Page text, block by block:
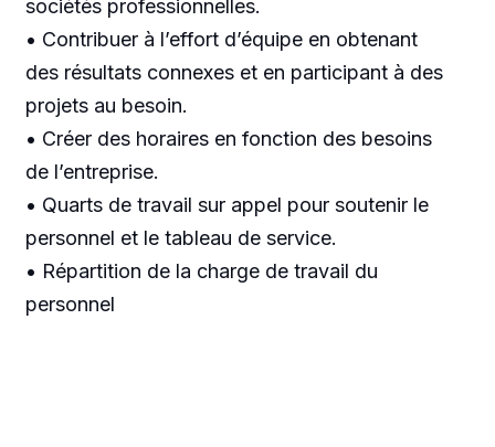
sociétés professionnelles.
• Contribuer à l’effort d’équipe en obtenant
des résultats connexes et en participant à des
projets au besoin.
• Créer des horaires en fonction des besoins
de l’entreprise.
• Quarts de travail sur appel pour soutenir le
personnel et le tableau de service.
• Répartition de la charge de travail du
personnel